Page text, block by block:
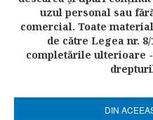
uzul personal sau
comercial. Toate
de către Legea nr.
completările ulterioare
DIN